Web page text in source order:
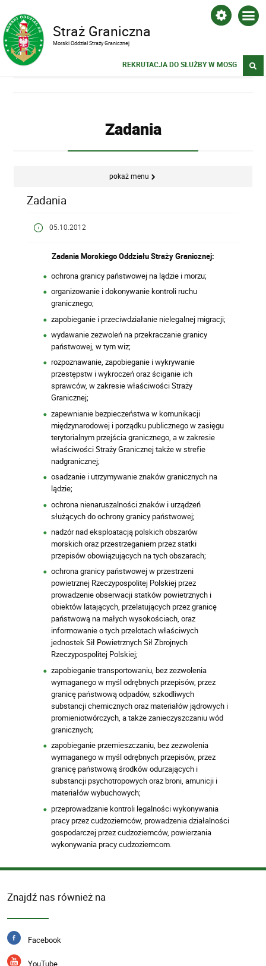
Straż Graniczna
Morski Oddział Straży Granicznej
REKRUTACJA DO SŁUŻBY W MOSG
Zadania
pokaż menu
Zadania
05.10.2012
Zadania Morskiego Oddziału Straży Granicznej:
ochrona granicy państwowej na lądzie i morzu;
organizowanie i dokonywanie kontroli ruchu
granicznego;
zapobieganie i przeciwdziałanie nielegalnej migracji;
wydawanie zezwoleń na przekraczanie granicy
państwowej, w tym wiz;
rozpoznawanie, zapobieganie i wykrywanie
przestępstw i wykroczeń oraz ściganie ich
sprawców, w zakresie właściwości Straży
Granicznej;
zapewnianie bezpieczeństwa w komunikacji
międzynarodowej i porządku publicznego w zasięgu
terytorialnym przejścia granicznego, a w zakresie
właściwości Straży Granicznej także w strefie
nadgranicznej;
osadzanie i utrzymywanie znaków granicznych na
lądzie;
ochrona nienaruszalności znaków i urządzeń
służących do ochrony granicy państwowej;
nadzór nad eksploatacją polskich obszarów
morskich oraz przestrzeganiem przez statki
przepisów obowiązujących na tych obszarach;
ochrona granicy państwowej w przestrzeni
powietrznej Rzeczypospolitej Polskiej przez
prowadzenie obserwacji statków powietrznych i
obiektów latających, przelatujących przez granicę
państwową na małych wysokościach, oraz
informowanie o tych przelotach właściwych
jednostek Sił Powietrznych Sił Zbrojnych
Rzeczypospolitej Polskiej;
zapobieganie transportowaniu, bez zezwolenia
wymaganego w myśl odrębnych przepisów, przez
granicę państwową odpadów, szkodliwych
substancji chemicznych oraz materiałów jądrowych i
promieniotwórczych, a także zanieczyszczaniu wód
granicznych;
zapobieganie przemieszczaniu, bez zezwolenia
wymaganego w myśl odrębnych przepisów, przez
granicę państwową środków odurzających i
substancji psychotropowych oraz broni, amunicji i
materiałów wybuchowych;
przeprowadzanie kontroli legalności wykonywania
pracy przez cudzoziemców, prowadzenia działalności
gospodarczej przez cudzoziemców, powierzania
wykonywania pracy cudzoziemcom.
Znajdź nas również na
Facebook
YouTube